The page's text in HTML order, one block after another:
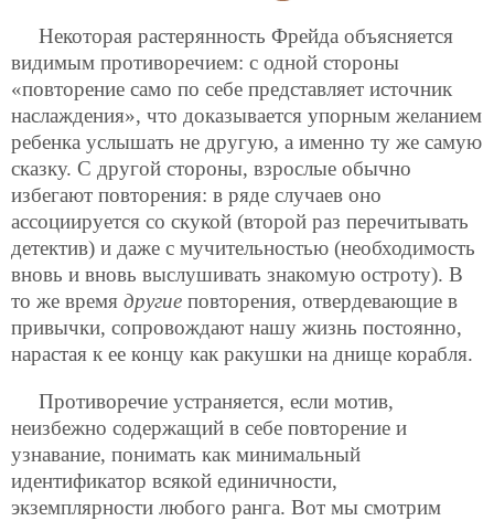
Некоторая растерянность Фрейда объясняется
видимым противоречием: с одной стороны
«повторение само по себе представляет источник
наслаждения», что доказывается упорным желанием
ребенка услышать не другую, а именно ту же самую
сказку. С другой стороны, взрослые обычно
избегают повторения: в ряде случаев оно
ассоциируется со скукой (второй раз перечитывать
детектив) и даже с мучительностью (необходимость
вновь и вновь выслушивать знакомую остроту). В
то же время другие повторения, отвердевающие в
привычки, сопровождают нашу жизнь постоянно,
нарастая к ее концу как ракушки на днище корабля.
Противоречие устраняется, если мотив,
неизбежно содержащий в себе повторение и
узнавание, понимать как минимальный
идентификатор всякой единичности,
экземплярности любого ранга. Вот мы смотрим